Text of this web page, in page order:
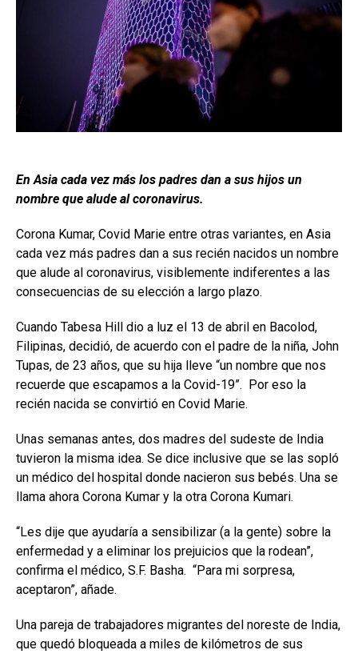
En Asia cada vez más los padres dan a sus hijos un
nombre que alude al coronavirus.
Corona Kumar, Covid Marie entre otras variantes, en Asia
cada vez más padres dan a sus recién nacidos un nombre
que alude al coronavirus, visiblemente indiferentes a las
consecuencias de su elección a largo plazo.
Cuando Tabesa Hill dio a luz el 13 de abril en Bacolod,
Filipinas, decidió, de acuerdo con el padre de la niña, John
Tupas, de 23 años, que su hija lleve “un nombre que nos
recuerde que escapamos a la Covid-19”. Por eso la
recién nacida se convirtió en Covid Marie.
Unas semanas antes, dos madres del sudeste de India
tuvieron la misma idea. Se dice inclusive que se las sopló
un médico del hospital donde nacieron sus bebés. Una se
llama ahora Corona Kumar y la otra Corona Kumari.
“Les dije que ayudaría a sensibilizar (a la gente) sobre la
enfermedad y a eliminar los prejuicios que la rodean”,
confirma el médico, S.F. Basha. “Para mi sorpresa,
aceptaron”, añade.
Una pareja de trabajadores migrantes del noreste de India,
que quedó bloqueada a miles de kilómetros de sus